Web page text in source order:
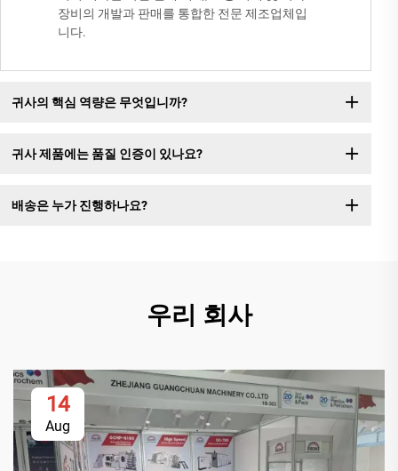
장비의 개발과 판매를 통합한 전문 제조업체입
니다.
귀사의 핵심 역량은 무엇입니까?
귀사 제품에는 품질 인증이 있나요?
배송은 누가 진행하나요?
우리 회사
14
Aug